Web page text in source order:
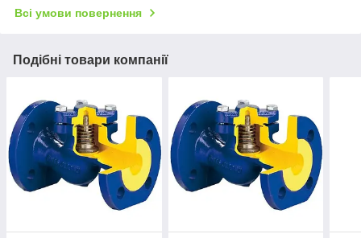
Всі умови повернення
Подібні товари компанії